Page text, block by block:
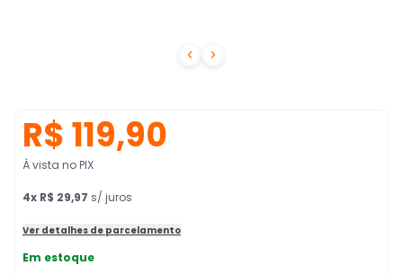
 
R$ 119,90
À vista no PIX
4x R$ 29,97 s/ juros
Ver detalhes de parcelamento
Em estoque